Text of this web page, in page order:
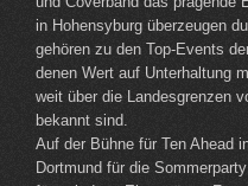
in Hohensyburg überzeugen
gehören zu den Top-Events
denen Wert auf Unterhaltung
weit über die Landesgrenzen
bekannt sind.
Auf der Bühne für Ten Ahead
Dortmund für die